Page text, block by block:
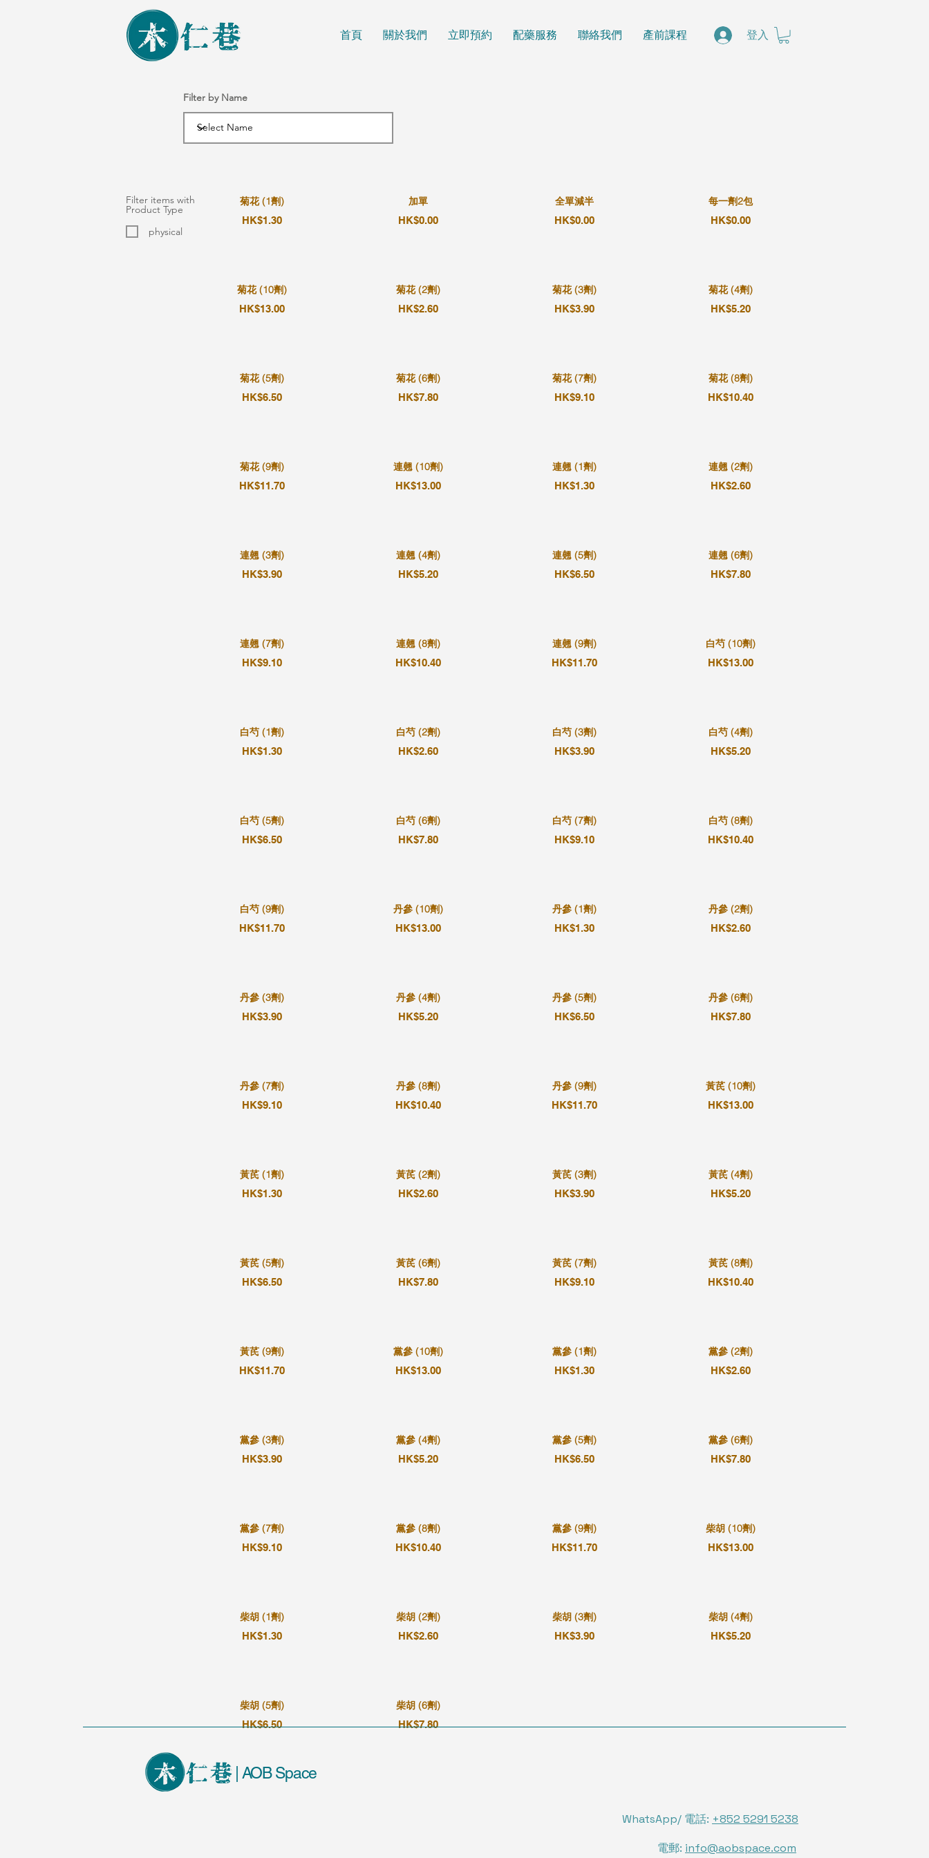
首頁 關於我們 立即預約 配藥服務 聯絡我們 產前課程 登入
Filter by Name
菊花 (1劑)
HK$1.30
菊花 (10劑)
HK$13.00
菊花 (5劑)
HK$6.50
菊花 (9劑)
HK$11.70
連翹 (3劑)
HK$3.90
連翹 (7劑)
HK$9.10
白芍 (1劑)
HK$1.30
白芍 (5劑)
HK$6.50
白芍 (9劑)
HK$11.70
丹參 (3劑)
HK$3.90
丹參 (7劑)
HK$9.10
黃芪 (1劑)
HK$1.30
黃芪 (5劑)
HK$6.50
黃芪 (9劑)
HK$11.70
黨參 (3劑)
HK$3.90
黨參 (7劑)
HK$9.10
柴胡 (1劑)
HK$1.30
柴胡 (5劑)
HK$6.50
加單
HK$0.00
菊花 (2劑)
HK$2.60
菊花 (6劑)
HK$7.80
連翹 (10劑)
HK$13.00
連翹 (4劑)
HK$5.20
連翹 (8劑)
HK$10.40
白芍 (2劑)
HK$2.60
白芍 (6劑)
HK$7.80
丹參 (10劑)
HK$13.00
丹參 (4劑)
HK$5.20
丹參 (8劑)
HK$10.40
黃芪 (2劑)
HK$2.60
黃芪 (6劑)
HK$7.80
黨參 (10劑)
HK$13.00
黨參 (4劑)
HK$5.20
黨參 (8劑)
HK$10.40
柴胡 (2劑)
HK$2.60
柴胡 (6劑)
HK$7.80
全單減半
HK$0.00
菊花 (3劑)
HK$3.90
菊花 (7劑)
HK$9.10
連翹 (1劑)
HK$1.30
連翹 (5劑)
HK$6.50
連翹 (9劑)
HK$11.70
白芍 (3劑)
HK$3.90
白芍 (7劑)
HK$9.10
丹參 (1劑)
HK$1.30
丹參 (5劑)
HK$6.50
丹參 (9劑)
HK$11.70
黃芪 (3劑)
HK$3.90
黃芪 (7劑)
HK$9.10
黨參 (1劑)
HK$1.30
黨參 (5劑)
HK$6.50
黨參 (9劑)
HK$11.70
柴胡 (3劑)
HK$3.90
每一劑2包
HK$0.00
菊花 (4劑)
HK$5.20
菊花 (8劑)
HK$10.40
連翹 (2劑)
HK$2.60
連翹 (6劑)
HK$7.80
白芍 (10劑)
HK$13.00
白芍 (4劑)
HK$5.20
白芍 (8劑)
HK$10.40
丹參 (2劑)
HK$2.60
丹參 (6劑)
HK$7.80
黃芪 (10劑)
HK$13.00
黃芪 (4劑)
HK$5.20
黃芪 (8劑)
HK$10.40
黨參 (2劑)
HK$2.60
黨參 (6劑)
HK$7.80
柴胡 (10劑)
HK$13.00
柴胡 (4劑)
HK$5.20
Filter items with
Product Type
physical
| AOB Space
WhatsApp/ 電話: +852 5291 5238
電郵: info@aobspace.com